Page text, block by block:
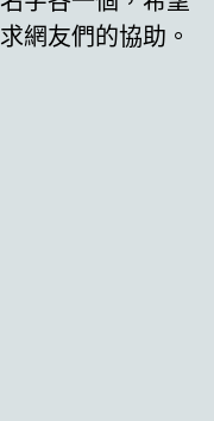
網友們的協助。